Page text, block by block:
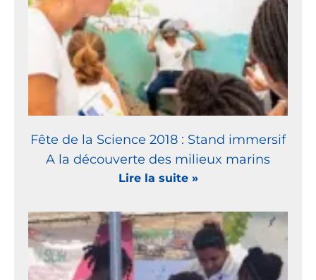
Fête de la Science 2018 : Stand immersif
A la découverte des milieux marins
Lire la suite »